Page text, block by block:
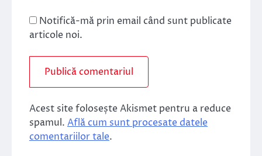
Notifică-mă prin email când sunt publicate
articole noi.
Acest site folosește Akismet pentru a reduce
spamul. Află cum sunt procesate datele
comentariilor tale.